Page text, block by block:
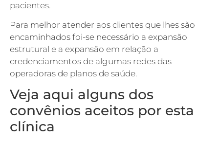
pacientes.
Para melhor atender aos clientes que lhes são
encaminhados foi-se necessário a expansão
estrutural e a expansão em relação a
credenciamentos de algumas redes das
operadoras de planos de saúde.
Veja aqui alguns dos
convênios aceitos por esta
clínica